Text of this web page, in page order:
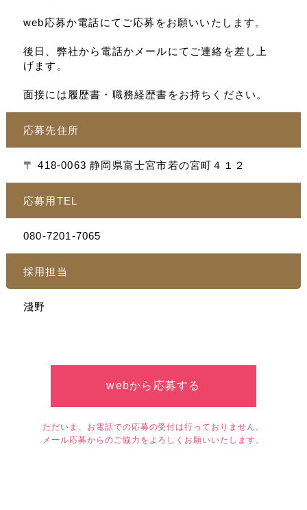
web応募か電話にてご応募をお願いいたします。
後日、弊社から電話かメールにてご連絡を差し上
げます。
面接には履歴書・職務経歴書をお持ちください。
応募先住所
〒 418-0063 静岡県富士宮市若の宮町４１２
応募用TEL
080-7201-7065
採用担当
淺野
webから応募する
ただいま、お電話での応募の受付は行っておりません。
メール応募からのご協力をよろしくお願いいたします。